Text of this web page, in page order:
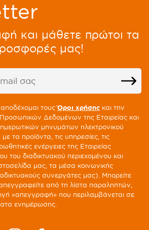
και μάθετε πρώτοι τα
μας!
τουςΌροι χρήσης και την
Δεδομένων της Εταιρείας και
μηνυμάτων ηλεκτρονικού
τα προϊόντα, τις υπηρεσίες, τις
ενέργειες της Εταιρείας
του διαδικτυακού περιεχομένου και
μας, τα μέσα κοινωνικής
συνεργάτες μας). Μπορείτε
από τη λίστα παραληπτών,
«απεγγραφή» που περιλαμβάνεται σε
ενημέρωσης.